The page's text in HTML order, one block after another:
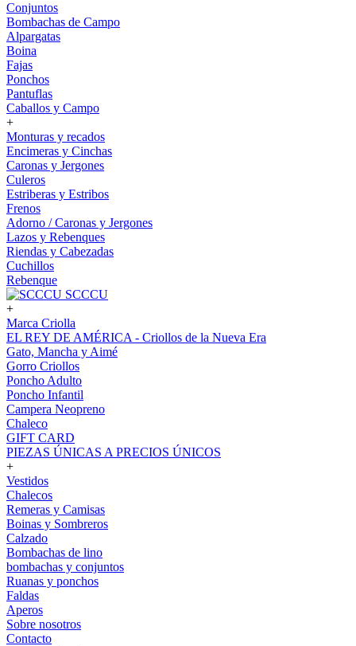
Conjuntos
Bombachas de Campo
Alpargatas
Boina
Fajas
Ponchos
Pantuflas
Caballos y Campo
+
Monturas y recados
Encimeras y Cinchas
Caronas y Jergones
Culeros
Estriberas y Estribos
Frenos
Adorno / Caronas y Jergones
Lazos y Rebenques
Riendas y Cabezadas
Cuchillos
Rebenque
SCCCU
+
Marca Criolla
EL REY DE AMÉRICA - Criollos de la Nueva Era
Gato, Mancha y Aimé
Gorro Criollos
Poncho Adulto
Poncho Infantil
Campera Neopreno
Chaleco
GIFT CARD
PIEZAS ÚNICAS A PRECIOS ÚNICOS
+
Vestidos
Chalecos
Remeras y Camisas
Boinas y Sombreros
Calzado
Bombachas de lino
bombachas y conjuntos
Ruanas y ponchos
Faldas
Aperos
Sobre nosotros
Contacto